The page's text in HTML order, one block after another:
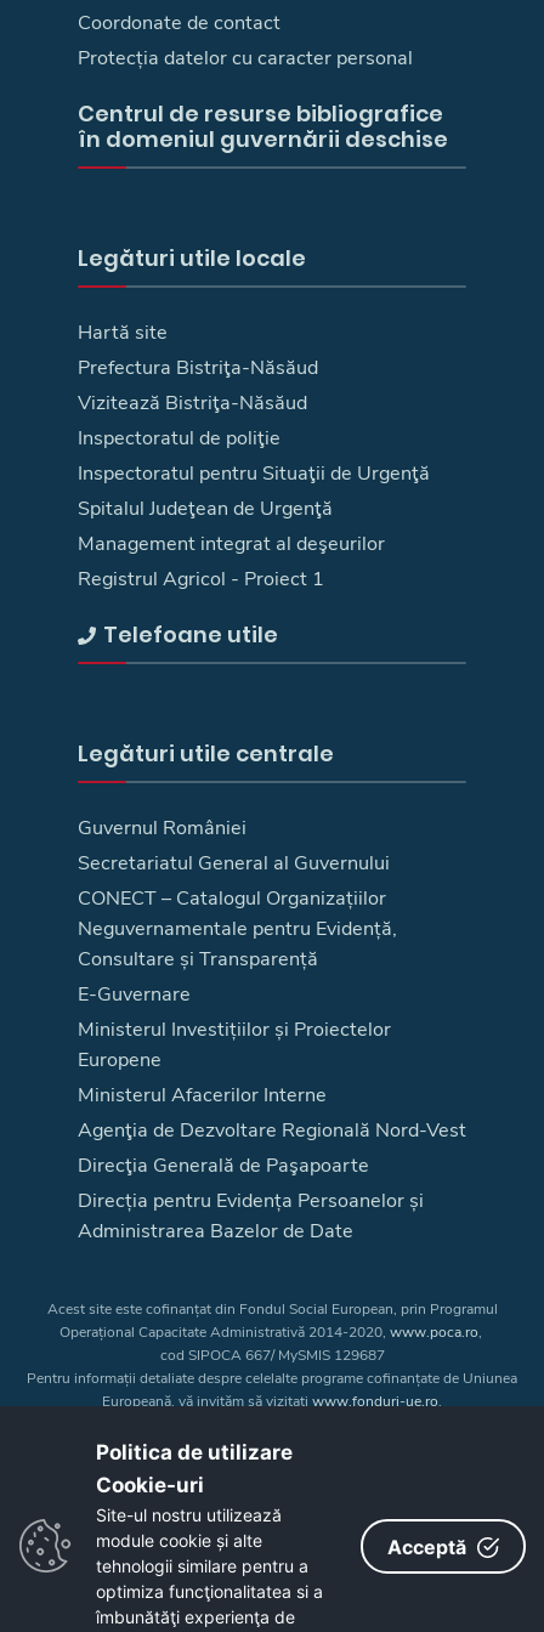
Coordonate de contact
Protecția datelor cu caracter personal
Centrul de resurse bibliografice
în domeniul guvernării deschise
Legături utile locale
Hartă site
Prefectura Bistriţa-Năsăud
Vizitează Bistriţa-Năsăud
Inspectoratul de poliţie
Inspectoratul pentru Situaţii de Urgenţă
Spitalul Judeţean de Urgenţă
Management integrat al deşeurilor
Registrul Agricol - Proiect 1
Telefoane utile
Legături utile centrale
Guvernul României
Secretariatul General al Guvernului
CONECT – Catalogul Organizațiilor
Neguvernamentale pentru Evidență,
Consultare și Transparență
E-Guvernare
Ministerul Investițiilor și Proiectelor
Europene
Ministerul Afacerilor Interne
Agenţia de Dezvoltare Regională Nord-Vest
Direcţia Generală de Paşapoarte
Direcția pentru Evidența Persoanelor și
Administrarea Bazelor de Date
Acest site este cofinanțat din Fondul Social European, prin Programul
Operațional Capacitate Administrativă 2014-2020, www.poca.ro,
cod SIPOCA 667/ MySMIS 129687
Pentru informații detaliate despre celelalte programe cofinanțate de Uniunea
Europeană, vă invităm să vizitați www.fonduri-ue.ro.
a Uniunii Europene. Întreaga responsabilitate asupra
Copyright © 2026 - Consiliul Judeţean Bistrița-Năsăud
Politica de utilizare
Cookie-uri‎
Site-ul nostru utilizează
module cookie și alte
tehnologii similare pentru a
optimiza funcţionalitatea si a
îmbunătăţi experienţa de
Acceptă